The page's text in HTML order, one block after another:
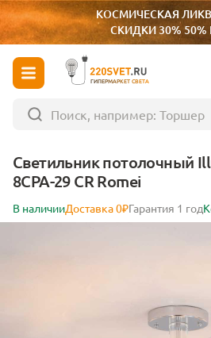
КОСМИЧЕСКАЯ
СКИДКИ 30% 50%
ГИПЕРМАРКЕТ СВЕТА
Светильник потолочный
8CPA-29 CR Romei
В наличииДоставка 0₽Гарантия 1 год